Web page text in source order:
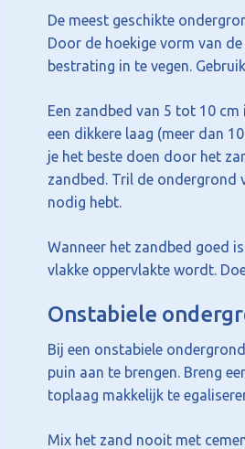
De meest geschikte
Door de hoekige vorm van
bestrating in te vegen.
Een zandbed van 5 tot 10
een dikkere laag (meer dan
je het beste doen door het
zandbed. Tril de ondergrond
nodig hebt.
Wanneer het zandbed goed
vlakke oppervlakte wordt.
Onstabiele
Bij een onstabiele
puin aan te brengen. Breng
toplaag makkelijk te
Mix het zand nooit met